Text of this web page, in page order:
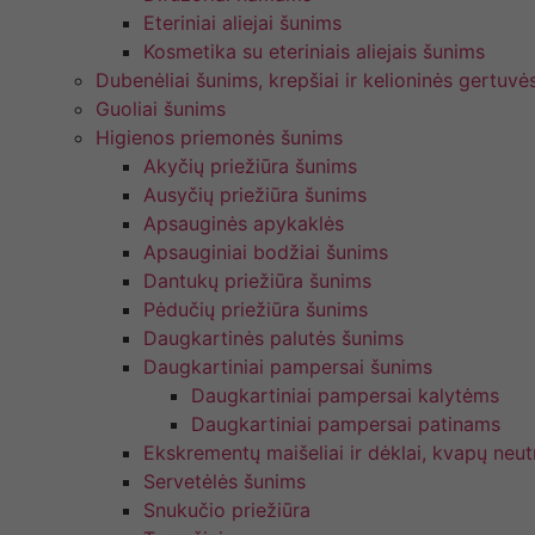
Eteriniai aliejai šunims
Kosmetika su eteriniais aliejais šunims
Dubenėliai šunims, krepšiai ir kelioninės
Guoliai šunims
Higienos priemonės šunims
Akyčių priežiūra šunims
Ausyčių priežiūra šunims
Apsauginės apykaklės
Apsauginiai bodžiai šunims
Dantukų priežiūra šunims
Pėdučių priežiūra šunims
Daugkartinės palutės šunims
Daugkartiniai pampersai šunims
Daugkartiniai pampersai kalytėms
Daugkartiniai pampersai patinams
Ekskrementų maišeliai ir dėklai, kvapų
Servetėlės šunims
Snukučio priežiūra